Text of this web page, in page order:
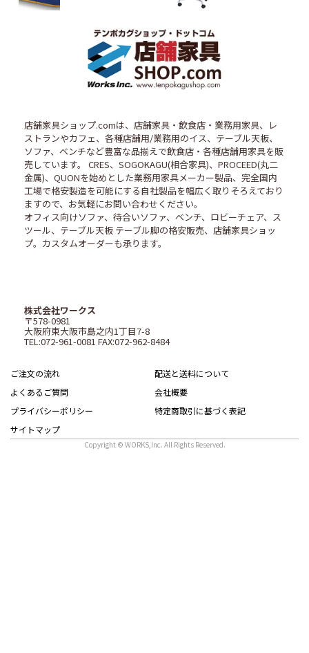
店舗家具ショップ.comは、店舗家具・飲食店・業務用家具、レ
ストランやカフェ、各種店舗用/業務用のイス、テーブル天板、
ソファ、ベンチなど豊富な品揃えで飲食店・各種店舗用家具を販
売しています。 CRES、SOGOKAGU(相合家具)、PROCEED(丸二
金属)、QUONを始めとした業務用家具メーカー製品、完全国内
工場で格安製造を可能にする自社製品を幅広く取りそろえており
ますので、お気軽にお問い合わせください。
オフィス向けソファ、待合いソファ、ベンチ、ロビーチェア、ス
ツール、テーブル天板 テーブル脚の格安販売、店舗家具ショッ
プ。カスタムオーダーも承ります。
株式会社ワークス
〒578-0981
大阪府東大阪市島之内1丁目7-8
TEL:072-961-0081 FAX:072-962-8484
ご注文の流れ
配送と送料について
よくあるご質問
会社概要
プライバシーポリシー
特定商取引に基づく表記
サイトマップ
Copyright © WORKS,Inc. All Rights Reserved.